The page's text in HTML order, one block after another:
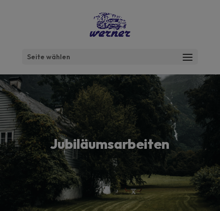
Seite wählen
Jubiläumsarbeiten